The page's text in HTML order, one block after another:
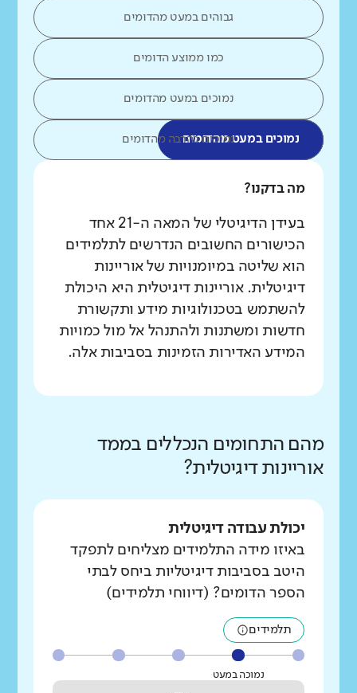
גבוהים במעט מהדומים
כמו ממוצע הדומים
נמוכים במעט מהדומים
נמוכים במעט מהדומיםנמוכים בהרבה מהדומים
מה בדקנו?
בעידן הדיגיטלי של המאה ה-21 אחד
הכישורים החשובים הנדרשים לתלמידים
הוא שליטה במיומנויות של אוריינות
דיגיטלית. אוריינות דיגיטלית היא היכולת
להשתמש בטכנולוגיות מידע ותקשורת
חדשות ומשתנות ולהתנהל אל מול כמויות
המידע האדירות הזמינות בסביבות אלה.
מהם התחומים הנכללים בממד
אוריינות דיגיטלית?
יכולת עבודה דיגיטלית
באיזו מידה התלמידים מצליחים לתפקד
היטב בסביבות דיגיטליות ביחס לבתי
הספר הדומים? (דיווחי תלמידים)
תלמידים
נמוכה במעט